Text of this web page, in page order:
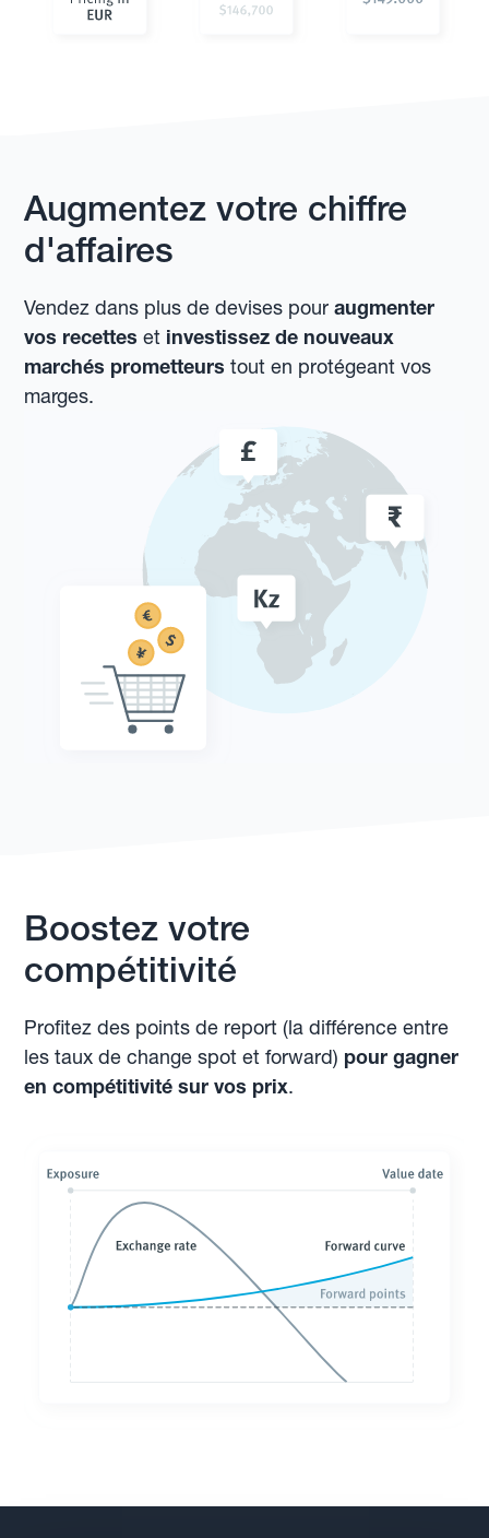
Augmentez votre chiffre
d'affaires
Vendez dans plus de devises pouraugmenter
vos recetteset investissez de nouveaux
marchés prometteurs tout en protégeant vos
marges.
Boostez votre
compétitivité
Profitez des points de report (la différence entre
les taux de change spot et forward) pour gagner
en compétitivité sur vos prix.